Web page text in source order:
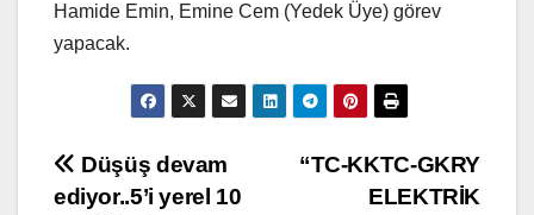
Hamide Emin, Emine Cem (Yedek Üye) görev
yapacak.
Yazı
“TC-KKTC-GKRY
ELEKTRİK
Düşüş devam
ediyor..5’i yerel 10